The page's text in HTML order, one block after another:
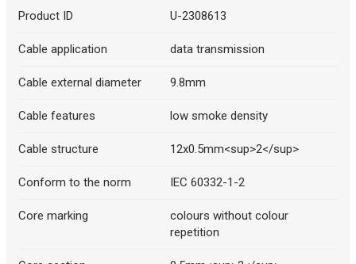
Product ID U-2308613
Cable application data transmission
Cable external diameter 9.8mm
Cable features low smoke density
Cable structure 12x0.5mm<sup>2</sup>
Conform to the norm IEC 60332-1-2
Core marking
colours without colour
repetition